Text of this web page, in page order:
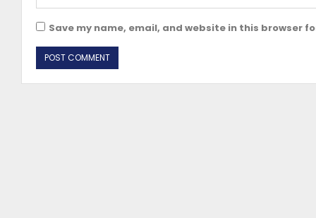
Save my name, email, and website in this browser